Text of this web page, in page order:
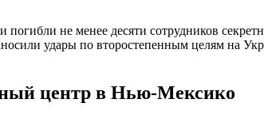
не менее десяти сотрудников
удары по второстепенным целям на
центр в Нью-Мексико